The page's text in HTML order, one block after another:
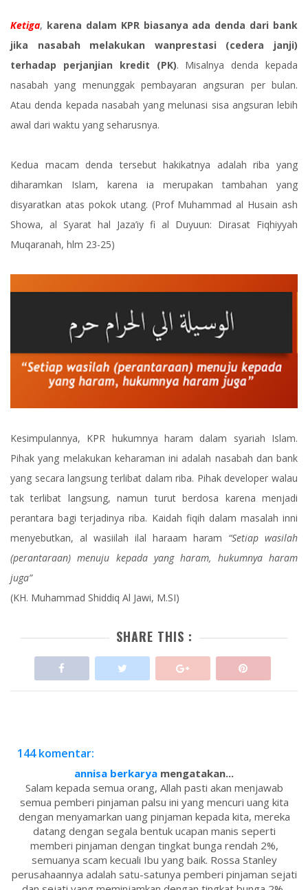
Ketiga, karena dalam KPR biasanya ada denda dari bank
jika nasabah melakukan wanprestasi (cedera janji)
terhadap perjanjian kredit (PK). Misalnya denda kepada
nasabah yang menunggak pembayaran angsuran per bulan.
Atau denda kepada nasabah yang melunasi sisa angsuran lebih
awal dari waktu yang seharusnya.
Kedua macam denda tersebut hakikatnya adalah riba yang
diharamkan Islam, karena ia merupakan tambahan yang
disyaratkan atas pokok utang. (Prof Muhammad al Husain ash
Showa, al Syarat hal Jaza’iy fi al Duyuun: Dirasat Fiqhiyyah
Muqaranah, hlm 23-25)
Kesimpulannya, KPR hukumnya haram dalam syariah Islam.
Pihak yang melakukan keharaman ini adalah nasabah dan bank
yang secara langsung terlibat dalam riba. Pihak developer walau
tak terlibat langsung, namun turut berdosa karena menjadi
perantara bagi terjadinya riba. Kaidah fiqih dalam masalah inni
menyebutkan, al wasiilah ilal haraam haram “Setiap wasilah
(perantaraan) menuju kepada yang haram, hukumnya haram
juga”
(KH. Muhammad Shiddiq Al Jawi, M.SI)
SHARE THIS :
144 komentar:
annisa berkarya mengatakan...
Salam kepada semua orang, Allah pasti akan menjawab
semua pemberi pinjaman palsu ini yang mencuri uang kita
dengan menyamarkan uang pinjaman kepada kita, mereka
datang dengan segala bentuk ucapan manis seperti
memberi pinjaman dengan tingkat bunga rendah 2%,
semuanya scam kecuali Ibu yang baik. Rossa Stanley
perusahaannya adalah satu-satunya pemberi pinjaman sejati